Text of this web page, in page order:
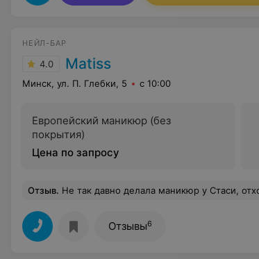
НЕЙЛ-БАР
4.0 Matiss
Минск, ул. П. Глебки, 5 с 10:00
Европейский маникюр (без
покрытия)
Цена по запросу
Отзыв. Не так давно делала маникюр у Стаси, отходила больше месяца и они в идеальном состоянии!!!
Отзывы6